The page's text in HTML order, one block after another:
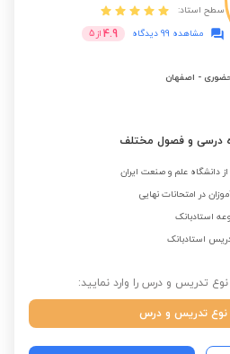
سطح استاد:
مشاهده 99 دیدگاه
4.9 از 5
- اصفهان
دانشگاه علم و صنعت ایران
در امتحانات نهایی
استادبانک
استادبانک
تدریس و درس را وارد نمایید:
نوع تدریس و درس